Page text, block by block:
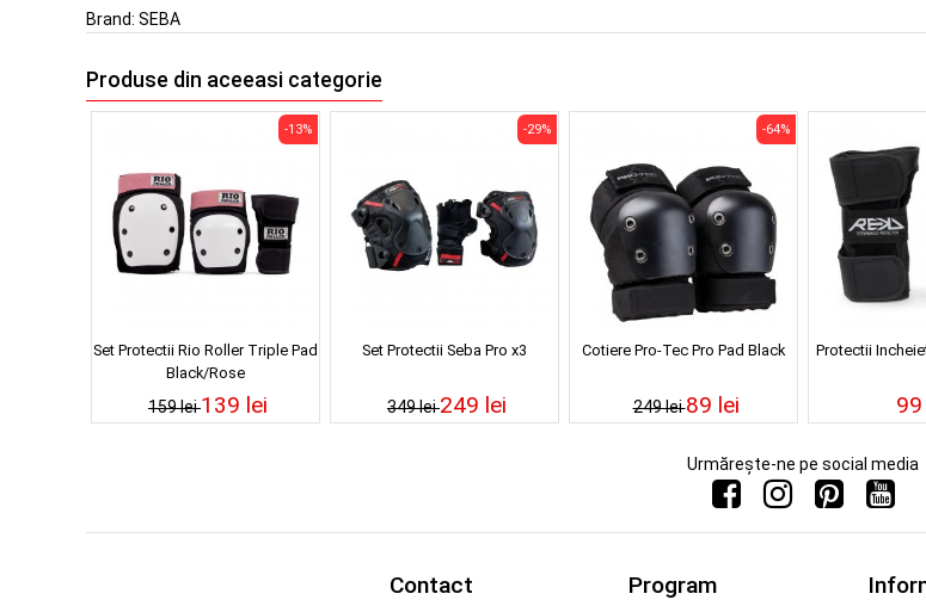
Brand: SEBA
Produse din aceeasi categorie
Set Protectii Rio Roller Triple Pad
Black/Rose
159 lei
-13%
139 lei
Set Protectii Seba Pro x3
349 lei
-29%
249 lei
Cotiere Pro-Tec Pro Pad Black
249 lei
-64%
89 lei
Protectii
Urmărește-ne pe social media
Contact Program